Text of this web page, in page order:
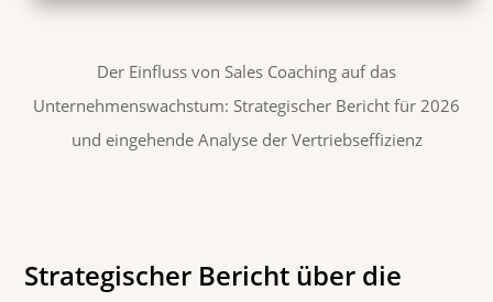
Der Einfluss von Sales Coaching auf das
Unternehmenswachstum: Strategischer Bericht für 2026
und eingehende Analyse der Vertriebseffizienz
Strategischer Bericht über die